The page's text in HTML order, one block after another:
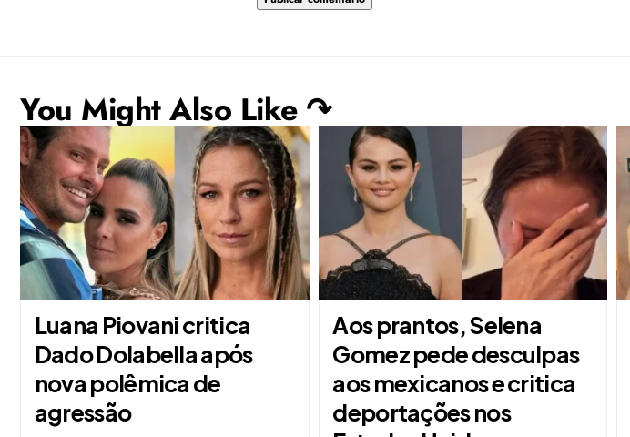
You Might Also Like ↷
Luana Piovani critica
Dado Dolabella após
nova polêmica de
agressão
Aos prantos, Selena
Gomez pede desculpas
aos mexicanos e critica
deportações nos